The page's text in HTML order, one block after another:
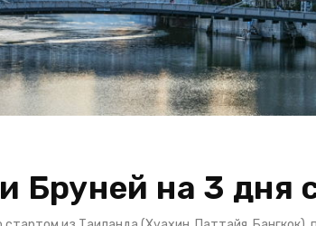
Бруней на 3 дня